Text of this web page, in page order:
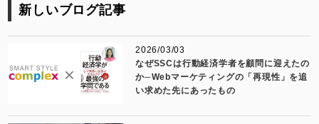
新しいブログ記事
2026/03/03
なぜSSCは行動経済学者を顧問に迎えたの
か─Webマーケティングの「再現性」を追
い求めた先にあったもの